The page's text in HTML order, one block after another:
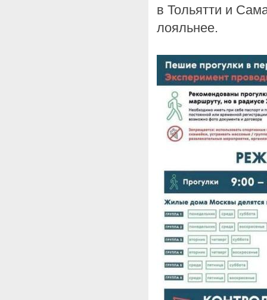
в Тольятти и
лояльнее.